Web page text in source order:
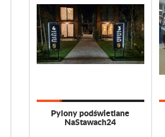
Pylony podświetlane
NaStawach24